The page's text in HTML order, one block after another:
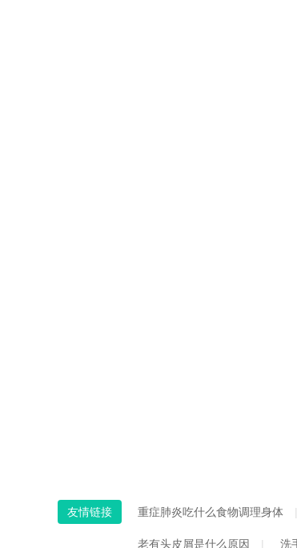
友情链接 重症肺炎吃什么食物调理身体
老有头皮屑是什么原因 洗